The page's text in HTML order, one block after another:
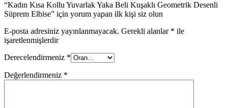
“Kadın Kısa Kollu Yuvarlak Yaka Beli Kuşaklı Geometrik Desenli
Süprem Elbise” için yorum yapan ilk kişi siz olun
E-posta adresiniz yayınlanmayacak. Gerekli alanlar * ile
işaretlenmişlerdir
Derecelendirmeniz *
Değerlendirmeniz *